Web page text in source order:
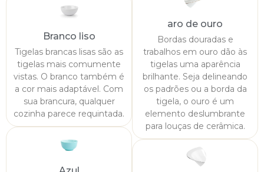
Branco liso
Tigelas brancas lisas são as
tigelas mais comumente
vistas. O branco também é
a cor mais adaptável. Com
sua brancura, qualquer
cozinha parece requintada.
aro de ouro
Bordas douradas e
trabalhos em ouro dão às
tigelas uma aparência
brilhante. Seja delineando
os padrões ou a borda da
tigela, o ouro é um
elemento deslumbrante
para louças de cerâmica.